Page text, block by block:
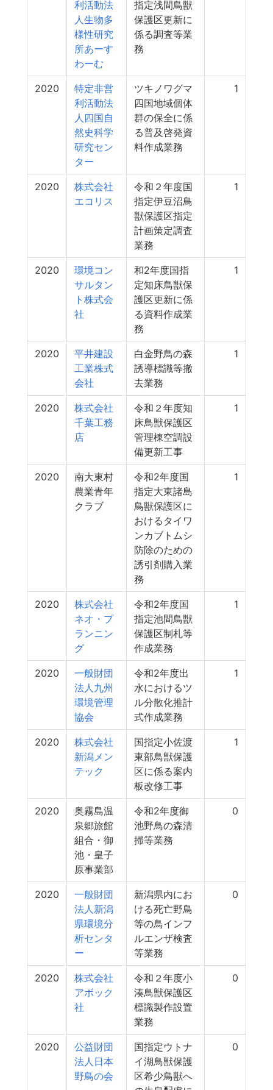
利活動法
人生物多
様性研究
所あーす
わーむ
指定浅間鳥獣
保護区更新に
係る調査等業
務
2020
特定非営
利活動法
人四国自
然史科学
研究セン
ター
ツキノワグマ
四国地域個体
群の保全に係
る普及啓発資
料作成業務
1
2020
株式会社
エコリス
令和２年度国
指定伊豆沼鳥
獣保護区指定
計画策定調査
業務
1
2020
環境コン
サルタン
ト株式会
社
和2年度国指
定知床鳥獣保
護区更新に係
る資料作成業
務
1
2020
平井建設
工業株式
会社
白金野鳥の森
誘導標識等撤
去業務
1
2020
株式会社
千葉工務
店
令和２年度知
床鳥獣保護区
管理棟空調設
備更新工事
1
2020
南大東村
農業青年
クラブ
令和2年度国
指定大東諸島
鳥獣保護区に
おけるタイワ
ンカブトムシ
防除のための
誘引剤購入業
務
1
2020
株式会社
ネオ・プ
ランニン
グ
令和2年度国
指定池間鳥獣
保護区制札等
作成業務
1
2020
一般財団
法人九州
環境管理
協会
令和2年度出
水におけるツ
ル分散化推計
式作成業務
1
2020
株式会社
新潟メン
テック
国指定小佐渡
東部鳥獣保護
区に係る案内
板改修工事
1
2020
奥霧島温
泉郷旅館
組合・御
池・皇子
原事業部
令和2年度御
池野鳥の森清
掃等業務
0
2020
一般財団
法人新潟
県環境分
析センタ
ー
新潟県内にお
ける死亡野鳥
等の鳥インフ
ルエンザ検査
等業務
0
2020
株式会社
アボック
社
令和２年度小
湊鳥獣保護区
標識製作設置
業務
0
2020
公益財団
法人日本
野鳥の会
国指定ウトナ
イ湖鳥獣保護
区希少鳥獣へ
0